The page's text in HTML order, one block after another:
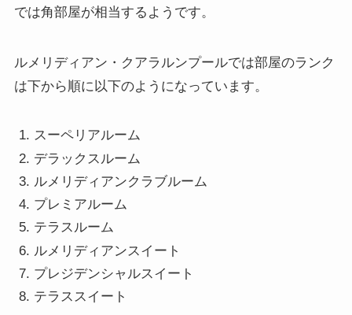
では角部屋が相当するようです。
ルメリディアン・クアラルンプールでは部屋のランク
は下から順に以下のようになっています。
スーペリアルーム
デラックスルーム
ルメリディアンクラブルーム
プレミアルーム
テラスルーム
ルメリディアンスイート
プレジデンシャルスイート
テラススイート